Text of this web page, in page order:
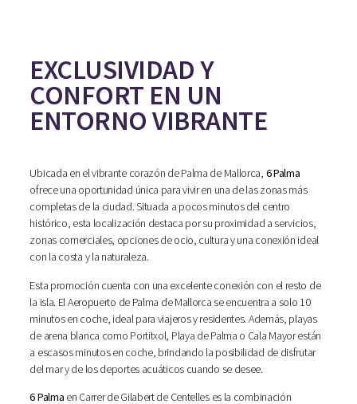
EXCLUSIVIDAD Y
CONFORT EN UN
ENTORNO VIBRANTE
Ubicada en el vibrante corazón de Palma de Mallorca, 6 Palma
ofrece una oportunidad única para vivir en una de las zonas más
completas de la ciudad. Situada a pocos minutos del centro
histórico, esta localización destaca por su proximidad a servicios,
zonas comerciales, opciones de ocio, cultura y una conexión ideal
con la costa y la naturaleza.
Esta promoción cuenta con una excelente conexión con el resto de
la isla. El Aeropuerto de Palma de Mallorca se encuentra a solo 10
minutos en coche, ideal para viajeros y residentes. Además, playas
de arena blanca como Portitxol, Playa de Palma o Cala Mayor están
a escasos minutos en coche, brindando la posibilidad de disfrutar
del mar y de los deportes acuáticos cuando se desee.
6 Palma en Carrer de Gilabert de Centelles es la combinación